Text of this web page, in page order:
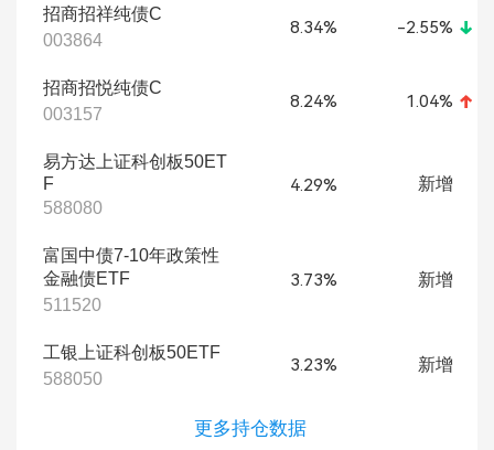
招商招祥纯债C
003864
8.34% -2.55%
招商招悦纯债C
003157
8.24% 1.04%
易方达上证科创板50ET
F
588080
4.29% 新增
富国中债7-10年政策性
金融债ETF
511520
3.73% 新增
工银上证科创板50ETF
588050
3.23% 新增
更多持仓数据